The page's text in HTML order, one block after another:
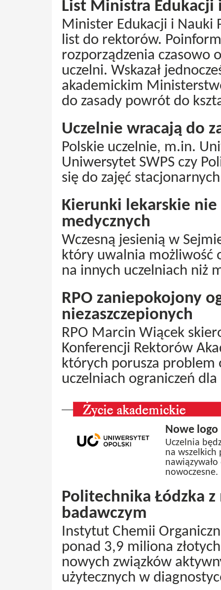
List Ministra
Minister Edukacji i Nauki
list do rektorów.
rozporządzenia czasowo
uczelni. Wskazał
akademickim
do zasady powrót do
Uczelnie wracają do
Polskie uczelnie, m.in.
Uniwersytet SWPS czy
się do zajęć
Kierunki lekarskie
medycznych
Wczesną jesienią w
który uwalnia możliwość
na innych uczelniach niż
RPO zaniepokojony
niezaszczepionych
RPO Marcin Wiącek
Konferencji Rektorów
których porusza
uczelniach ograniczeń
Nowe
Uczelnia
na wszelkich
nowoczesne.
Politechnika Łódzka
badawczym
Instytut Chemii
ponad 3,9 miliona
nowych związków
użytecznych w